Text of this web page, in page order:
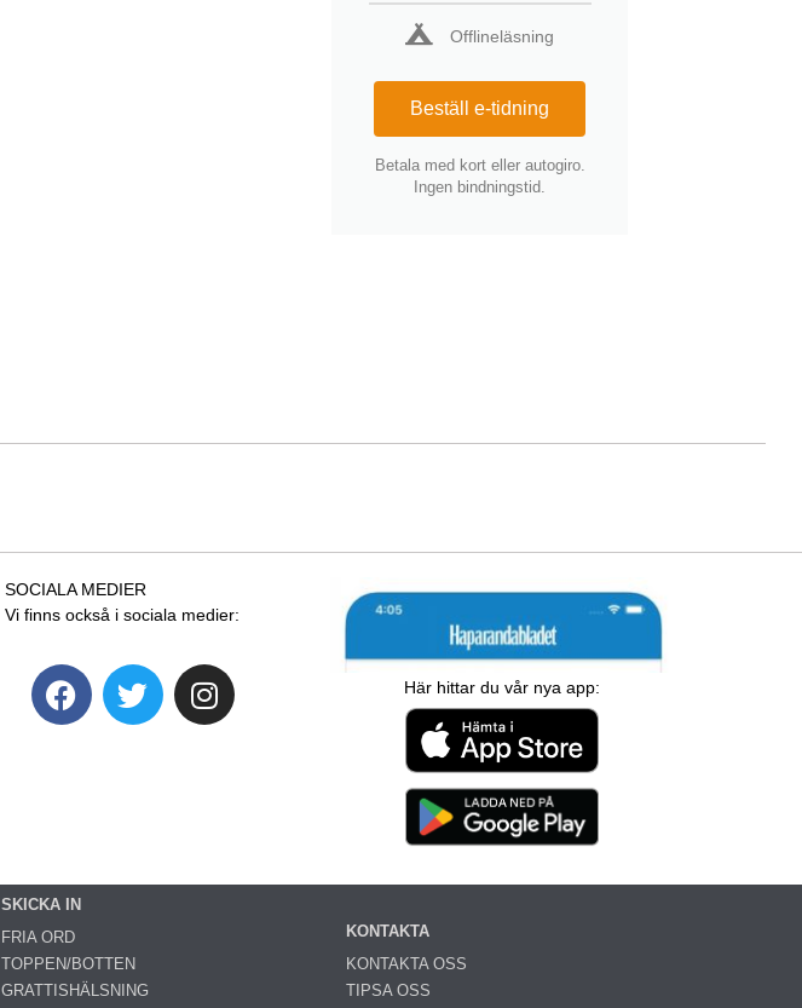
Offlineläsning
Beställ e-tidning
Betala med kort eller autogiro.
Ingen bindningstid.
SOCIALA MEDIER
Vi finns också i sociala medier:
Här hittar du vår nya app:
SKICKA IN
FRIA ORD
TOPPEN/BOTTEN
GRATTISHÄLSNING
KONTAKTA
KONTAKTA OSS
TIPSA OSS